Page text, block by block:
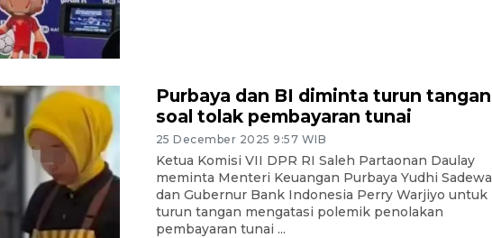
Purbaya dan BI diminta turun tangan
soal tolak pembayaran tunai
25 December 2025 9:57 WIB
Ketua Komisi VII DPR RI Saleh Partaonan Daulay
meminta Menteri Keuangan Purbaya Yudhi Sadewa
dan Gubernur Bank Indonesia Perry Warjiyo untuk
turun tangan mengatasi polemik penolakan
pembayaran tunai ...